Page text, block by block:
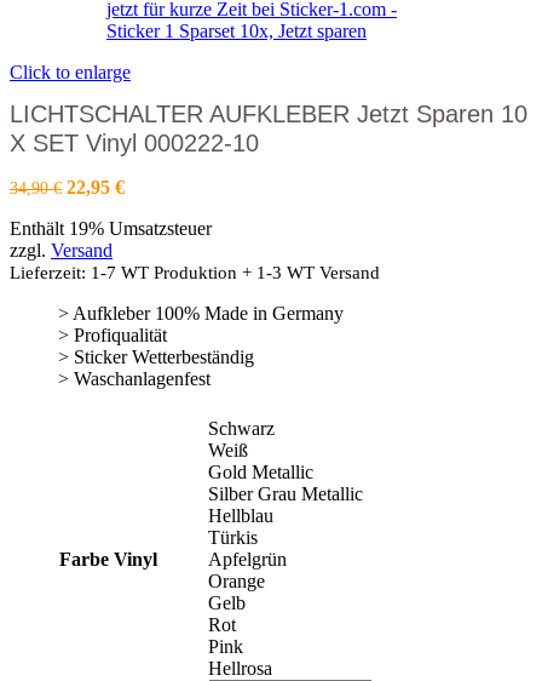
Click to enlarge
LICHTSCHALTER AUFKLEBER Jetzt Sparen 10
X SET Vinyl 000222-10
34,90€ Ursprünglicher
war:
34,90 €
22,95 €Aktueller
ist:
Enthält 19% Umsatzsteuer
zzgl. Versand
Lieferzeit: 1-7 WT Produktion + 1-3 WT Versand
> Aufkleber 100% Made in Germany
> Profiqualität
> Sticker Wetterbeständig
> Waschanlagenfest
Farbe Vinyl
Schwarz
Weiß
Gold Metallic
Silber Grau Metallic
Hellblau
Türkis
Apfelgrün
Orange
Gelb
Rot
Pink
Hellrosa